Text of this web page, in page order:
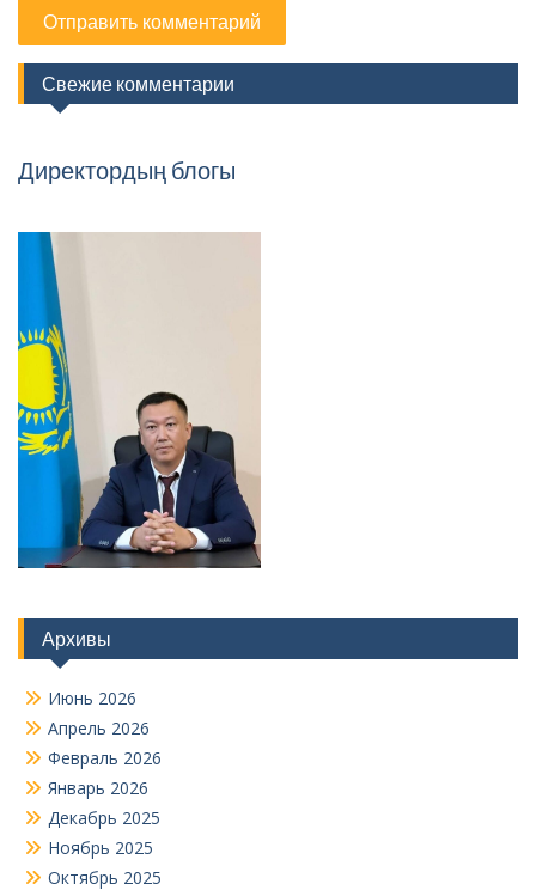
Свежие комментарии
Директордың блогы
Архивы
Июнь 2026
Апрель 2026
Февраль 2026
Январь 2026
Декабрь 2025
Ноябрь 2025
Октябрь 2025